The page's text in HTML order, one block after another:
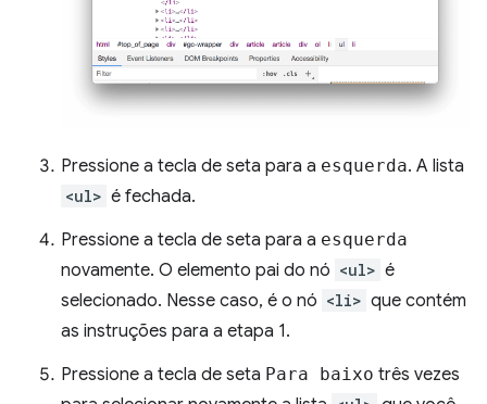
Pressione a tecla de seta para a esquerda. A lista
<ul> é fechada.
Pressione a tecla de seta para a esquerda
novamente. O elemento pai do nó <ul> é
selecionado. Nesse caso, é o nó <li> que contém
as instruções para a etapa 1.
Pressione a tecla de seta Para baixo três vezes